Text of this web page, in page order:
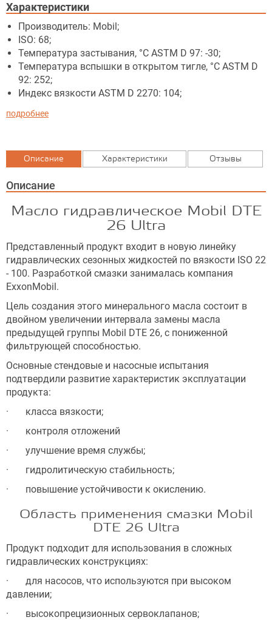
Характеристики
Производитель: Mobil;
ISO: 68;
Температура застывания, °C ASTM D 97: -30;
Температура вспышки в открытом тигле, °C ASTM D
92: 252;
Индекс вязкости ASTM D 2270: 104;
подробнее
Описание Характеристики Отзывы
Описание
Масло гидравлическое Mobil DTE
26 Ultra
Представленный продукт входит в новую линейку
гидравлических сезонных жидкостей по вязкости ISO 22
- 100. Разработкой смазки занималась компания
ExxonMobil.
Цель создания этого минерального масла состоит в
двойном увеличении интервала замены масла
предыдущей группы Mobil DTE 26, с пониженной
фильтрующей способностью.
Основные стендовые и насосные испытания
подтвердили развитие характеристик эксплуатации
продукта:
· класса вязкости;
· контроля отложений
· улучшение время службы;
· гидролитическую стабильность;
· повышение устойчивости к окислению.
Область применения смазки Mobil
DTE 26 Ultra
Продукт подходит для использования в сложных
гидравлических конструкциях:
· для насосов, что используются при высоком
давлении;
· высокопрецизионных сервоклапанов;